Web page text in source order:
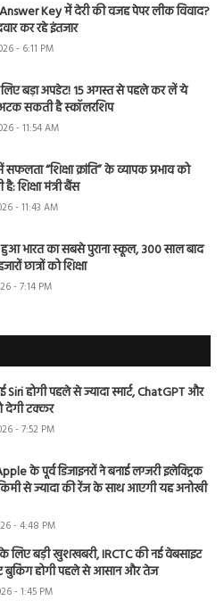
Key में देरी की वजह पेपर लीक विवाद?
कर रहे इंतजार
- 6:11 PM
लिए बड़ा अपडेट! 15 अगस्त से पहले कर लें ये
सकती है स्कॉलरशिप
- 11:54 AM
सफलता “शिक्षा क्रांति” के व्यापक प्रभाव को
शिक्षा मंत्री बैंस
- 11:43 AM
भारत का सबसे पुराना स्कूल, 300 साल बाद
छात्रों को शिक्षा
- 7:14 PM
Siri होगी पहले से ज्यादा स्मार्ट, ChatGPT और
देगी टक्कर
- 7:52 PM
के पूर्व डिजाइनरों ने बनाई लग्जरी इलेक्ट्रिक
से ज्यादा की रेंज के साथ आएगी यह अनोखी
- 4:48 PM
के लिए बड़ी खुशखबरी, IRCTC की नई वेबसाइट
बुकिंग होगी पहले से आसान और तेज
- 1:45 PM